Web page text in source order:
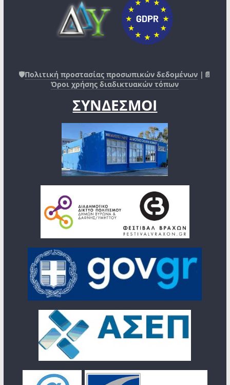
🛡️Πολιτική προστασίας προσωπικών δεδομένων |📄
Όροι χρήσης διαδικτυακών τόπων
ΣΥΝΔΕΣΜΟΙ